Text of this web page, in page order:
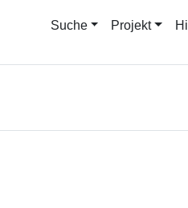
Suche Projekt